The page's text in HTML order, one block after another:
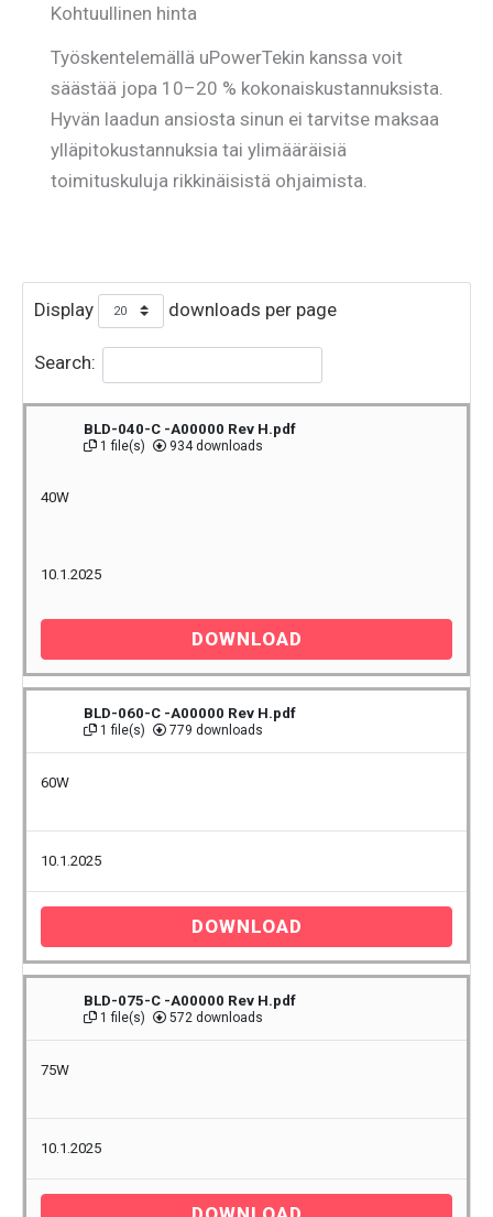
Kohtuullinen hinta
Työskentelemällä uPowerTekin kanssa voit
säästää jopa 10–20 % kokonaiskustannuksista.
Hyvän laadun ansiosta sinun ei tarvitse maksaa
ylläpitokustannuksia tai ylimääräisiä
toimituskuluja rikkinäisistä ohjaimista.
Display downloads per page
Search:
BLD-040-C -A00000 Rev H.pdf
1 file(s) 934 downloads
40W
10.1.2025
DOWNLOAD
BLD-060-C -A00000 Rev H.pdf
1 file(s) 779 downloads
60W
10.1.2025
DOWNLOAD
BLD-075-C -A00000 Rev H.pdf
1 file(s) 572 downloads
75W
10.1.2025